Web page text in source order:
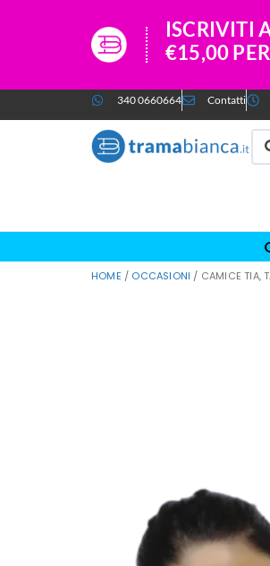
ISCRIVITI
€15,00
340 0660664 Contatti
HOME / OCCASIONI / CAMICE TIA,